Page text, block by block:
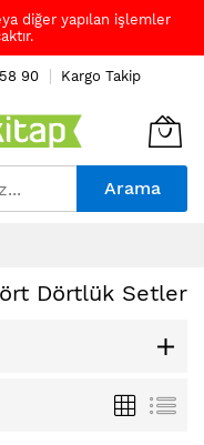
diğer yapılan işlemler
90 Kargo Takip
Arama
Dörtlük Setler
Izgara